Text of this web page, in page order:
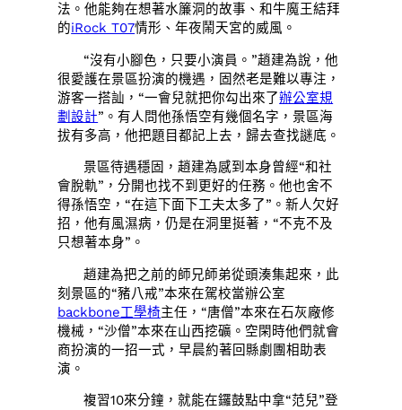
法。他能夠在想著水簾洞的故事、和牛魔王結拜
的iRock T07情形、年夜鬧天宮的威風。
“沒有小腳色，只要小演員。”趙建為說，他
很愛護在景區扮演的機遇，固然老是難以專注，
游客一搭訕，“一會兒就把你勾出來了辦公室規
劃設計”。有人問他孫悟空有幾個名字，景區海
拔有多高，他把題目都記上去，歸去查找謎底。
景區待遇穩固，趙建為感到本身曾經“和社
會脫軌”，分開也找不到更好的任務。他也舍不
得孫悟空，“在這下面下工夫太多了”。新人欠好
招，他有風濕病，仍是在洞里挺著，“不克不及
只想著本身”。
趙建為把之前的師兄師弟從頭湊集起來，此
刻景區的“豬八戒”本來在駕校當辦公室
backbone工學椅主任，“唐僧”本來在石灰廠修
機械，“沙僧”本來在山西挖礦。空閑時他們就會
商扮演的一招一式，早晨約著回縣劇團相助表
演。
複習10來分鐘，就能在鑼鼓點中拿“范兒”登